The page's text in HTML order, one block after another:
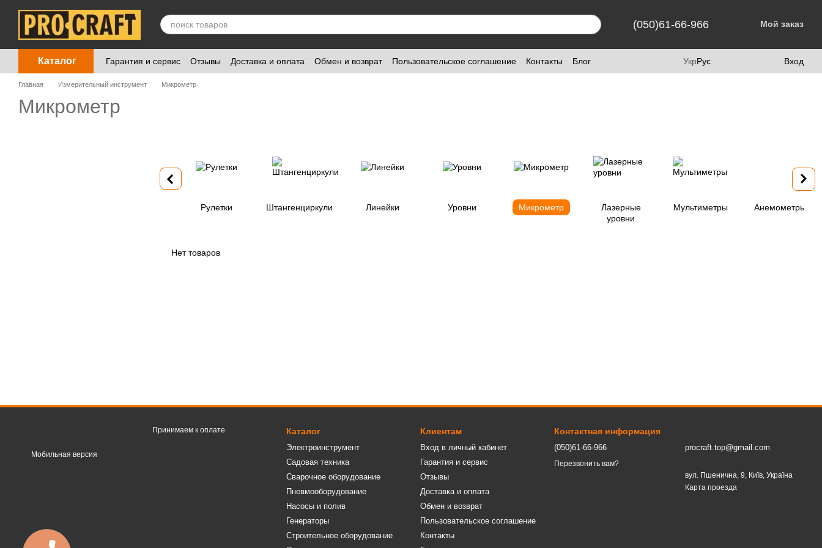
Перейти к основному контенту
(050)61-66-966 Мой заказ
Каталог Гарантия и сервис Отзывы Доставка и оплата Обмен и возврат Пользовательское соглашение Контакты Блог УкрРус Вход
Главная Измерительный инструмент Микрометр
Микрометр
Рулетки Штангенциркули Линейки Уровни Микрометр
Лазерные
уровни
Мультиметры Анемометры
Нет товаров
Мобильная версия
Принимаем к оплате Каталог
Электроинструмент
Садовая техника
Сварочное оборудование
Пневмооборудование
Насосы и полив
Генераторы
Строительное оборудование
Клиентам
Вход в личный кабинет
Гарантия и сервис
Отзывы
Доставка и оплата
Обмен и возврат
Пользовательское соглашение
Контакты
Контактная информация
(050)61-66-966
Перезвонить вам?
procraft.top@gmail.com
вул. Пшенична, 9, Київ, Україна
Карта проезда